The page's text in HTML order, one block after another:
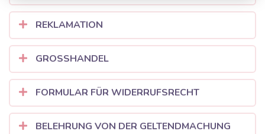
REKLAMATION
GROSSHANDEL
FORMULAR FÜR WIDERRUFSRECHT
BELEHRUNG VON DER GELTENDMACHUNG